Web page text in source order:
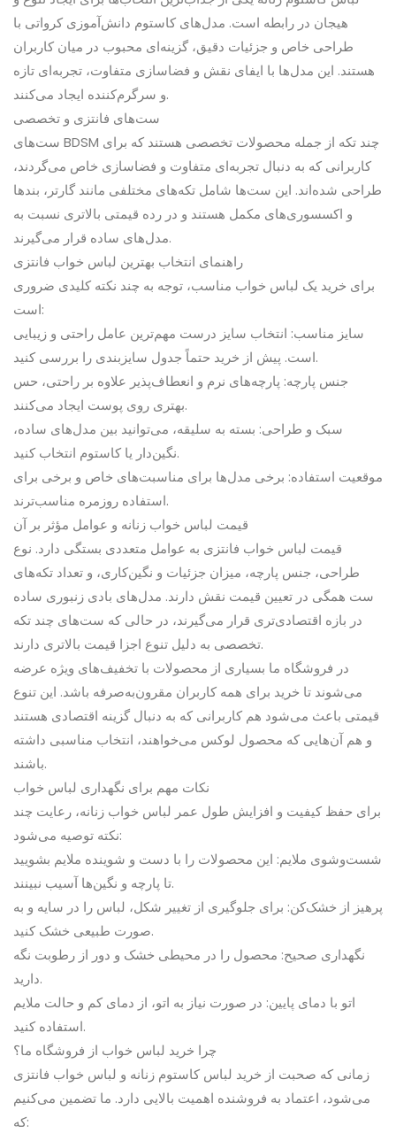
هیجان در رابطه است. مدل‌های کاستوم دانش‌آموزی کرواتی با
طراحی خاص و جزئیات دقیق، گزینه‌ای محبوب در میان کاربران
هستند. این مدل‌ها با ایفای نقش و فضاسازی متفاوت، تجربه‌ای تازه
و سرگرم‌کننده ایجاد می‌کنند.
ست‌های فانتزی و تخصصی
ست‌های BDSM چند تکه از جمله محصولات تخصصی هستند که برای
کاربرانی که به دنبال تجربه‌ای متفاوت و فضاسازی خاص می‌گردند،
طراحی شده‌اند. این ست‌ها شامل تکه‌های مختلفی مانند گارتر، بندها
و اکسسوری‌های مکمل هستند و در رده قیمتی بالاتری نسبت به
مدل‌های ساده قرار می‌گیرند.
راهنمای انتخاب بهترین لباس خواب فانتزی
برای خرید یک لباس خواب مناسب، توجه به چند نکته کلیدی ضروری
است:
سایز مناسب: انتخاب سایز درست مهم‌ترین عامل راحتی و زیبایی
است. پیش از خرید حتماً جدول سایزبندی را بررسی کنید.
جنس پارچه: پارچه‌های نرم و انعطاف‌پذیر علاوه بر راحتی، حس
بهتری روی پوست ایجاد می‌کنند.
سبک و طراحی: بسته به سلیقه، می‌توانید بین مدل‌های ساده،
نگین‌دار یا کاستوم انتخاب کنید.
موقعیت استفاده: برخی مدل‌ها برای مناسبت‌های خاص و برخی برای
استفاده روزمره مناسب‌ترند.
قیمت لباس خواب زنانه و عوامل مؤثر بر آن
قیمت لباس خواب فانتزی به عوامل متعددی بستگی دارد. نوع
طراحی، جنس پارچه، میزان جزئیات و نگین‌کاری، و تعداد تکه‌های
ست همگی در تعیین قیمت نقش دارند. مدل‌های بادی زنبوری ساده
در بازه اقتصادی‌تری قرار می‌گیرند، در حالی که ست‌های چند تکه
تخصصی به دلیل تنوع اجزا قیمت بالاتری دارند.
در فروشگاه ما بسیاری از محصولات با تخفیف‌های ویژه عرضه
می‌شوند تا خرید برای همه کاربران مقرون‌به‌صرفه باشد. این تنوع
قیمتی باعث می‌شود هم کاربرانی که به دنبال گزینه اقتصادی هستند
و هم آن‌هایی که محصول لوکس می‌خواهند، انتخاب مناسبی داشته
باشند.
نکات مهم برای نگهداری لباس خواب
برای حفظ کیفیت و افزایش طول عمر لباس خواب زنانه، رعایت چند
نکته توصیه می‌شود:
شست‌وشوی ملایم: این محصولات را با دست و شوینده ملایم بشویید
تا پارچه و نگین‌ها آسیب نبینند.
پرهیز از خشک‌کن: برای جلوگیری از تغییر شکل، لباس را در سایه و به
صورت طبیعی خشک کنید.
نگهداری صحیح: محصول را در محیطی خشک و دور از رطوبت نگه
دارید.
اتو با دمای پایین: در صورت نیاز به اتو، از دمای کم و حالت ملایم
استفاده کنید.
چرا خرید لباس خواب از فروشگاه ما؟
زمانی که صحبت از خرید لباس کاستوم زنانه و لباس خواب فانتزی
می‌شود، اعتماد به فروشنده اهمیت بالایی دارد. ما تضمین می‌کنیم
که: